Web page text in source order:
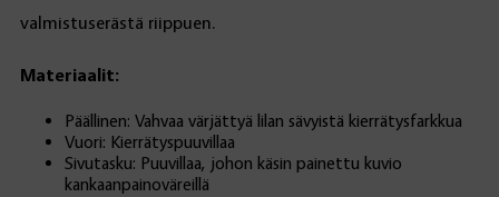
valmistuserästä riippuen.
Materiaalit:
Päällinen: Vahvaa värjättyä lilan sävyistä kierrätysfarkkua
Vuori: Kierrätyspuuvillaa
Sivutasku: Puuvillaa, johon käsin painettu kuvio
kankaanpainoväreillä